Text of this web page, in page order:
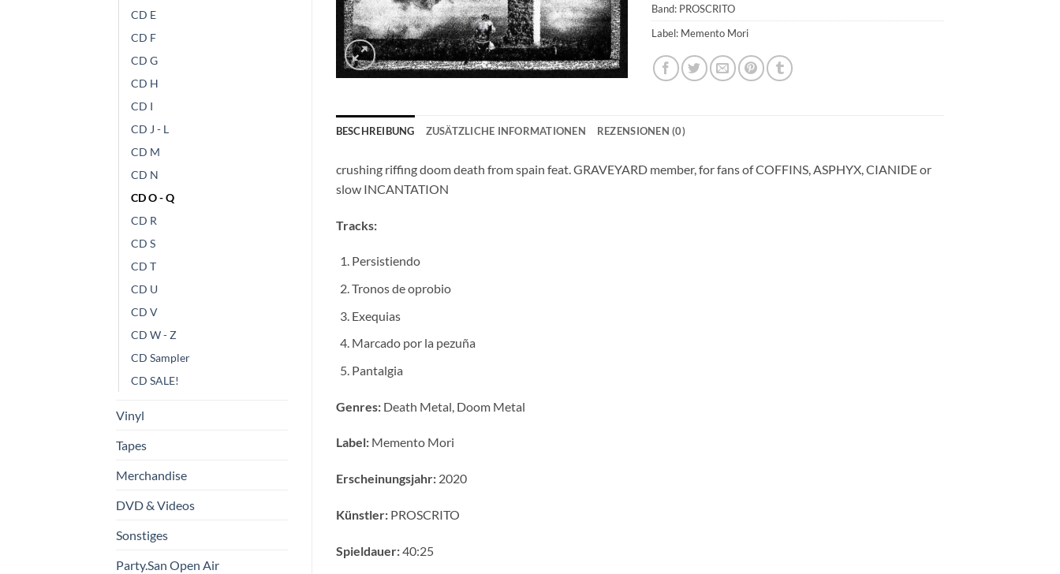
CD E
CD F
CD G
CD H
CD I
CD J - L
CD M
CD N
CD O - Q
CD R
CD S
CD T
CD U
CD V
CD W - Z
CD Sampler
CD SALE!
Vinyl
Tapes
Merchandise
DVD & Videos
Sonstiges
Party.San Open Air
Band: PROSCRITO
Label: Memento Mori
BESCHREIBUNG ZUSÄTZLICHE INFORMATIONEN REZENSIONEN (0)
crushing riffing doom death from spain feat. GRAVEYARD member, for fans of COFFINS, ASPHYX, CIANIDE or
slow INCANTATION
Tracks:
Persistiendo
Tronos de oprobio
Exequias
Marcado por la pezuña
Pantalgia
Genres:Death Metal, Doom Metal
Label:Memento Mori
Erscheinungsjahr:2020
Künstler:PROSCRITO
Spieldauer:40:25